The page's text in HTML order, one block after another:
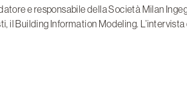
e responsabile della Società Milan
Building Information Modeling.